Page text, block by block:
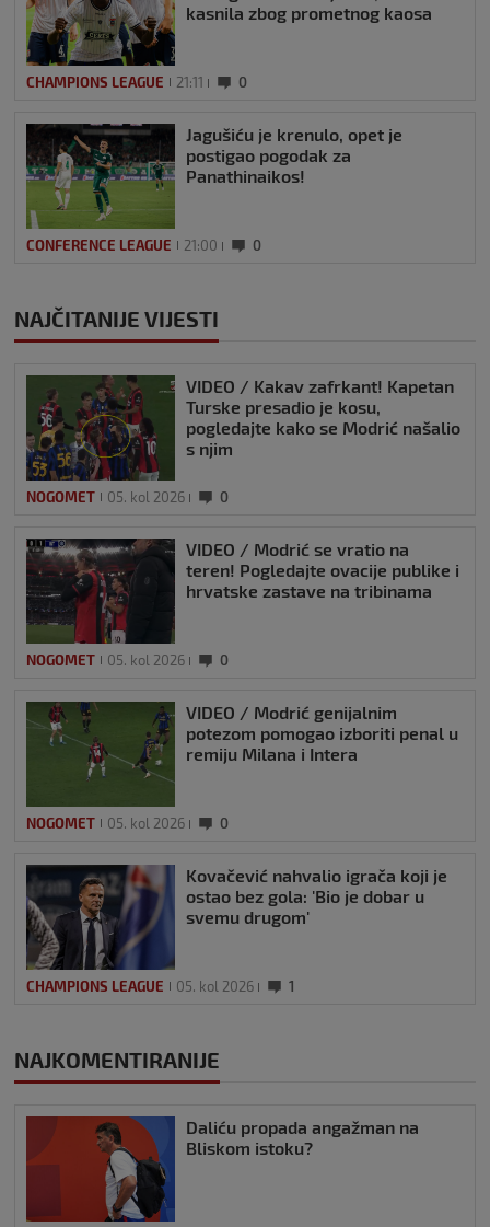
kasnila zbog prometnog kaosa
CHAMPIONS LEAGUE 21:11 0
Jagušiću je krenulo, opet je
postigao pogodak za
Panathinaikos!
CONFERENCE LEAGUE 21:00 0
NAJČITANIJE VIJESTI
VIDEO / Kakav zafrkant! Kapetan
Turske presadio je kosu,
pogledajte kako se Modrić našalio
s njim
NOGOMET 05. kol 2026 0
VIDEO / Modrić se vratio na
teren! Pogledajte ovacije publike i
hrvatske zastave na tribinama
NOGOMET 05. kol 2026 0
VIDEO / Modrić genijalnim
potezom pomogao izboriti penal u
remiju Milana i Intera
NOGOMET 05. kol 2026 0
Kovačević nahvalio igrača koji je
ostao bez gola: 'Bio je dobar u
svemu drugom'
CHAMPIONS LEAGUE 05. kol 2026 1
NAJKOMENTIRANIJE
Daliću propada angažman na
Bliskom istoku?